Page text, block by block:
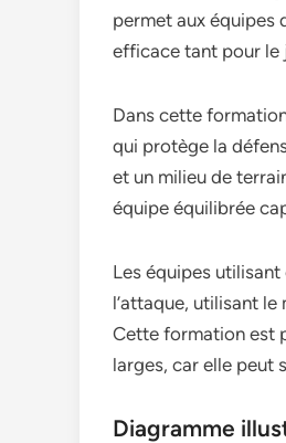
permet aux équipes
efficace tant pour le
Dans cette
qui protège la
et un milieu de
équipe équilibrée
Les équipes
l’attaque, utilisant
Cette formation est
larges, car elle peut
Diagramme